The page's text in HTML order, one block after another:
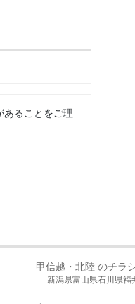
あることをご理
甲信越・北陸 のチラ
新潟県富山県石川県福